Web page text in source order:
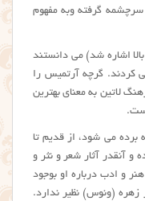
سرچشمه گرفته وبه مفهوم
بالا اشاره شد) می دانستند
کردند. گرچه آرتمیس را
لاتین به معنای بهترین
برده می شود، از قدیم تا
و آنقدر آثار شعر و نثر و
و ادب درباره او بوجود
زهره (ونوس) نظیر ندارد.